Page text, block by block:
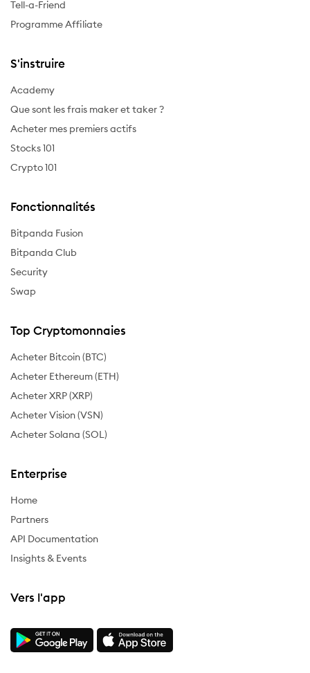
Tell-a-Friend
Programme Affiliate
S'instruire
Academy
Que sont les frais maker et taker ?
Acheter mes premiers actifs
Stocks 101
Crypto 101
Fonctionnalités
Bitpanda Fusion
Bitpanda Club
Security
Swap
Top Cryptomonnaies
Acheter Bitcoin (BTC)
Acheter Ethereum (ETH)
Acheter XRP (XRP)
Acheter Vision (VSN)
Acheter Solana (SOL)
Enterprise
Home
Partners
API Documentation
Insights & Events
Vers l'app